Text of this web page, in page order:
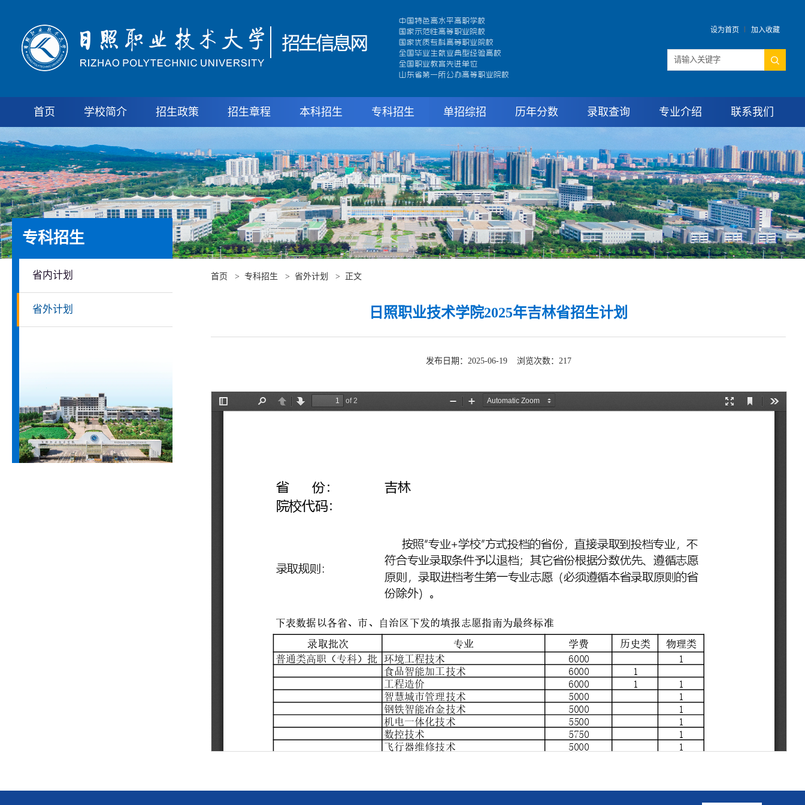
设为首页 加入收藏
首页 学校简介 招生政策 招生章程 本科招生 专科招生 单招综招 历年分数 录取查询 专业介绍 联系我们
专科招生
省内计划
省外计划
首页 > 专科招生 > 省外计划 > 正文
日照职业技术学院2025年吉林省招生计划
发布日期：2025-06-19 浏览次数： 217